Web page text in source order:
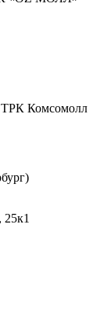
ТРК Комсомолл
25к1